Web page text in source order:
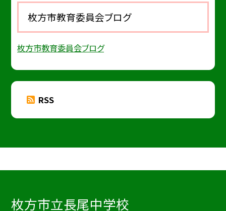
枚方市教育委員会ブログ
枚方市教育委員会ブログ
RSS
枚方市立長尾中学校